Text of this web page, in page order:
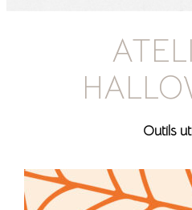
Outils